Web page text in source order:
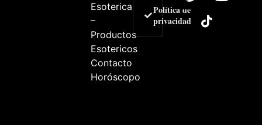
Esoterica
–
Productos
Esotericos
Contacto
Horóscopo
Política de
privacidad